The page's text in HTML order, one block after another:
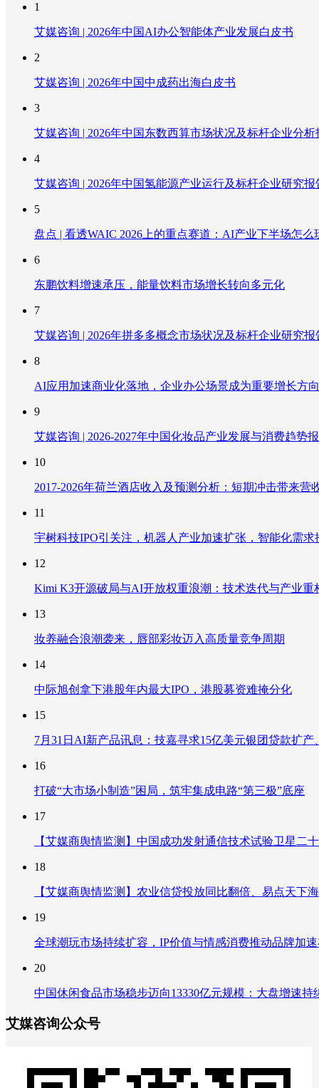
1
艾媒咨询 | 2026年中国AI办公智能体产业发展白皮书
2
艾媒咨询 | 2026年中国中成药出海白皮书
3
艾媒咨询 | 2026年中国东数西算市场状况及标杆企业分析
4
艾媒咨询 | 2026年中国氢能源产业运行及标杆企业研究报
5
盘点 | 看透WAIC 2026上的重点赛道：AI产业下半场怎么
6
东鹏饮料增速承压，能量饮料市场增长转向多元化
7
艾媒咨询 | 2026年拼多多概念市场状况及标杆企业研究报
8
AI应用加速商业化落地，企业办公场景成为重要增长方向
9
艾媒咨询 | 2026-2027年中国化妆品产业发展与消费趋势
10
2017-2026年荷兰酒店收入及预测分析：短期冲击带来
11
宇树科技IPO引关注，机器人产业加速扩张，智能化需求
12
Kimi K3开源破局与AI开放权重浪潮：技术迭代与产业重
13
妆养融合浪潮袭来，唇部彩妆迈入高质量竞争周期
14
中际旭创拿下港股年内最大IPO，港股募资难掩分化
15
7月31日AI新产品讯息：技嘉寻求15亿美元银团贷款扩
16
打破“大市场小制造”困局，筑牢集成电路“第三极”底座
17
【艾媒商舆情监测】中国成功发射通信技术试验卫星
18
【艾媒商舆情监测】农业信贷投放同比翻倍、易点天下
19
全球潮玩市场持续扩容，IP价值与情感消费推动品牌加
20
中国休闲食品市场稳步迈向13330亿元规模：大盘增速
艾媒咨询公众号